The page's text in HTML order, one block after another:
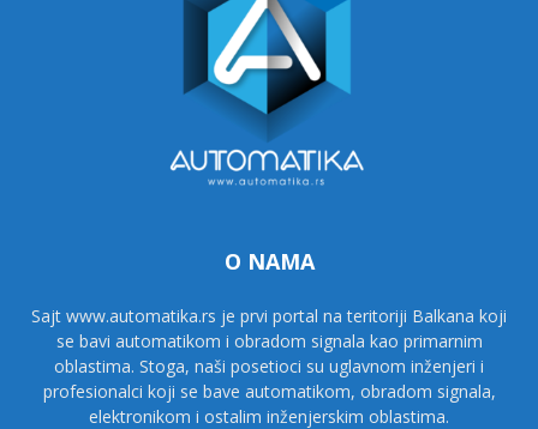
O NAMA
Sajt www.automatika.rs je prvi portal na teritoriji Balkana koji
se bavi automatikom i obradom signala kao primarnim
oblastima. Stoga, naši posetioci su uglavnom inženjeri i
profesionalci koji se bave automatikom, obradom signala,
elektronikom i ostalim inženjerskim oblastima.